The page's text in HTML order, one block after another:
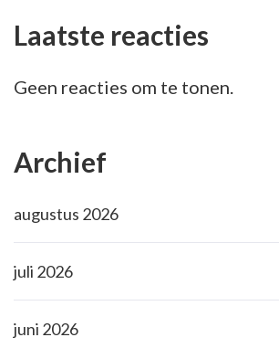
Laatste reacties
Geen reacties om te tonen.
Archief
augustus 2026
juli 2026
juni 2026